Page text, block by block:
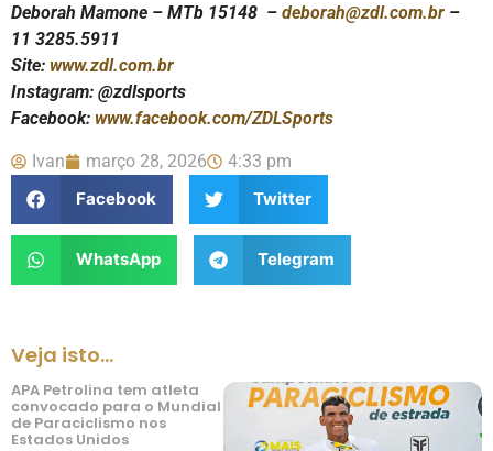
Deborah Mamone – MTb 15148 – deborah@zdl.com.br –
11 3285.5911
Site: www.zdl.com.br
Instagram: @zdlsports
Facebook: www.facebook.com/ZDLSports
Ivan março 28, 2026
4:33 pm
Facebook
Twitter
WhatsApp Telegram
Veja isto...
APA Petrolina tem atleta
convocado para o Mundial
de Paraciclismo nos
Estados Unidos